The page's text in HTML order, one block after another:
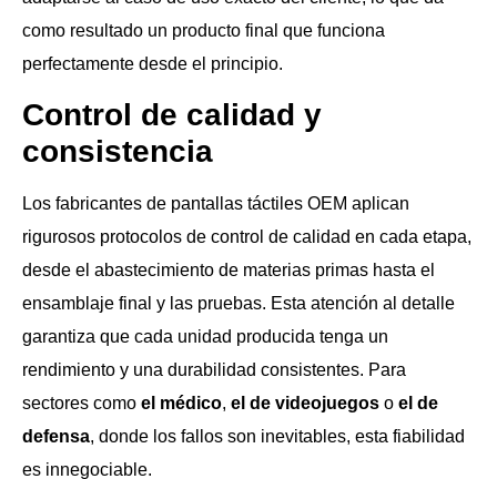
como resultado un producto final que funciona
perfectamente desde el principio.
Control de calidad y
consistencia
Los fabricantes de pantallas táctiles OEM aplican
rigurosos protocolos de control de calidad en cada etapa,
desde el abastecimiento de materias primas hasta el
ensamblaje final y las pruebas. Esta atención al detalle
garantiza que cada unidad producida tenga un
rendimiento y una durabilidad consistentes. Para
sectores como el médico, el de videojuegos o el de
defensa, donde los fallos son inevitables, esta fiabilidad
es innegociable.